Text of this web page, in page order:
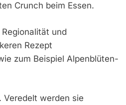
Crunch beim Essen.
und
Rezept
zum Beispiel Alpenblüten-
Veredelt werden sie